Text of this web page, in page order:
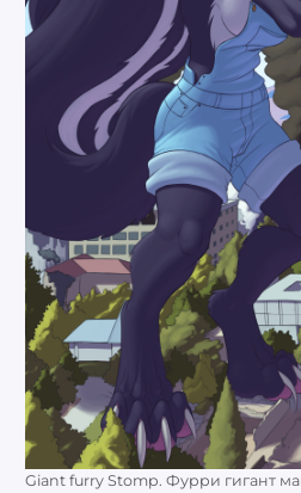
Giant furry Stomp. Фурри гигант